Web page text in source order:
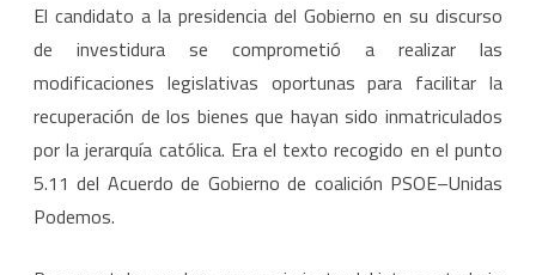
El candidato a la presidencia del Gobierno en su discurso
de investidura se comprometió a realizar las
modificaciones legislativas oportunas para facilitar la
recuperación de los bienes que hayan sido inmatriculados
por la jerarquía católica. Era el texto recogido en el punto
5.11 del Acuerdo de Gobierno de coalición PSOE–Unidas
Podemos.